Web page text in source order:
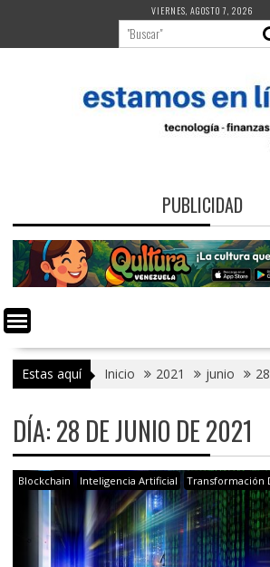
contenido
VIERNES, AGOSTO 7, 2026
PUBLICIDAD
Estas aquí Inicio 2021 junio 28
DÍA:28 DE JUNIO DE 2021
Blockchain Inteligencia Artificial Transformación